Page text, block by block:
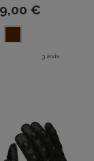
€
3 avis